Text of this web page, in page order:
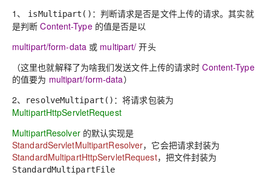
1、 isMultipart() ：判断请求是否是文件上传的请求。其实就
是判断Content-Type的值是否是以
multipart/form-data 或 multipart/ 开头
（这里也就解释了为啥我们发送文件上传的请求时Content-Type
的值要为 multipart/form-data）
2、
resolveMultipart() ：将请求包装为
MultipartHttpServletRequest
MultipartResolver的默认实现是
StandardServletMultipartResolver，它会把请求封装为
StandardMultipartHttpServletRequest，把文件封装为
StandardMultipartFile